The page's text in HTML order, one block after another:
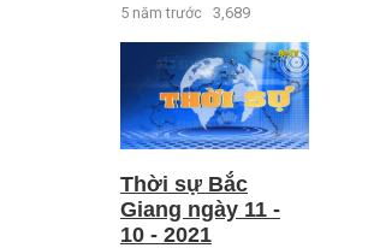
5 năm trước 3,689
Thời sự Bắc
Giang ngày 11 -
10 - 2021